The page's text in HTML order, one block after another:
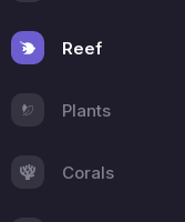
Reef
Plants
Corals